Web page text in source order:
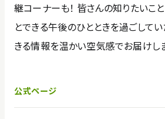
継コーナーも！ 皆さんの知りたいこ
とできる午後のひとときを過ごして
きる情報を温かい空気感でお届けし
公式ページ